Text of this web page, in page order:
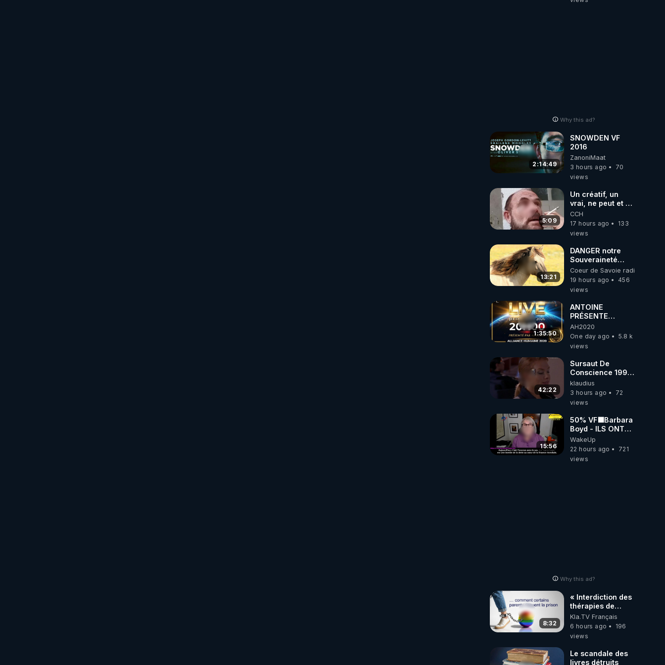
Why this ad?
2:14:49
SNOWDEN VF
2016
ZanoniMaat
3 hours ago
70
views
5:09
Un créatif, un
vrai, ne peut et ne
doit pas faire
appel à
l'intelligence
CCH
17 hours ago
133
views
13:21
DANGER notre
Souveraineté
Alimentaire est
attaqué...
Coeur de Savoie radioweb TV
19 hours ago
456
views
1:35:50
ANTOINE
PRÉSENTE
AH2020 LE LIVE
20H ***DU
06/08/2026***
AH2020
One day ago
5.8 k
views
42:22
Sursaut De
Conscience 1998
- toujours
d'actualité ....Au
Dela Du Réel
klaudius
3 hours ago
72
views
15:56
50% VF🟩Barbara
Boyd - ILS ONT
MENTI SUR TOUT
-Jocelyne
Traduction
WakeUp
22 hours ago
721
views
Why this ad?
8:32
« Interdiction des
thérapies de
conversion »
Kla.TV Français
6 hours ago
196
views
Le scandale des
livres détruits